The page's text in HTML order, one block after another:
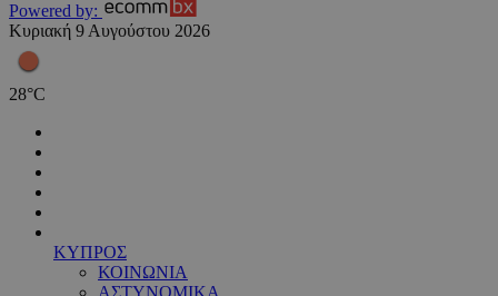
Powered by:
Κυριακή 9 Αυγούστου 2026
28°C
ΚΥΠΡΟΣ
ΚΟΙΝΩΝΙΑ